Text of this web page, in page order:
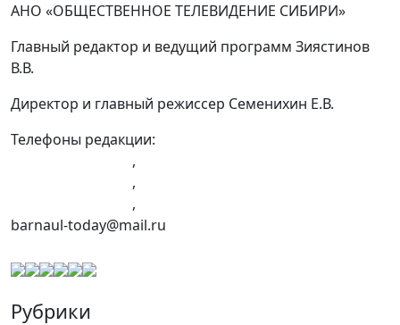
АНО «ОБЩЕСТВЕННОЕ ТЕЛЕВИДЕНИЕ СИБИРИ»
Главный редактор и ведущий программ Зиястинов
В.В.
Директор и главный режиссер Семенихин Е.В.
Телефоны редакции:
,
,
,
barnaul-today@mail.ru
Рубрики